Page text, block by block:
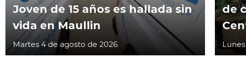
Joven de 15 años es hallada sin
vida en Maullin
Martes 4 de agosto de 2026
de